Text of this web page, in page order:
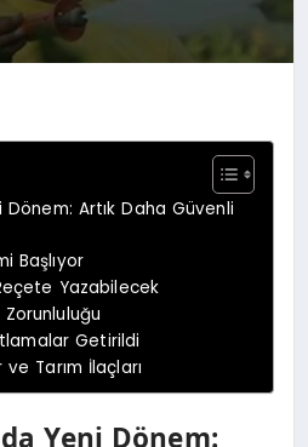
Dönem: Artık Daha Güvenli
Başlıyor
Yazabilecek
Zorunluluğu
Getirildi
ve Tarım İlaçları
Yeni Dönem: